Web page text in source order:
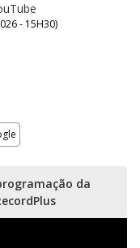
- 15H30)
da